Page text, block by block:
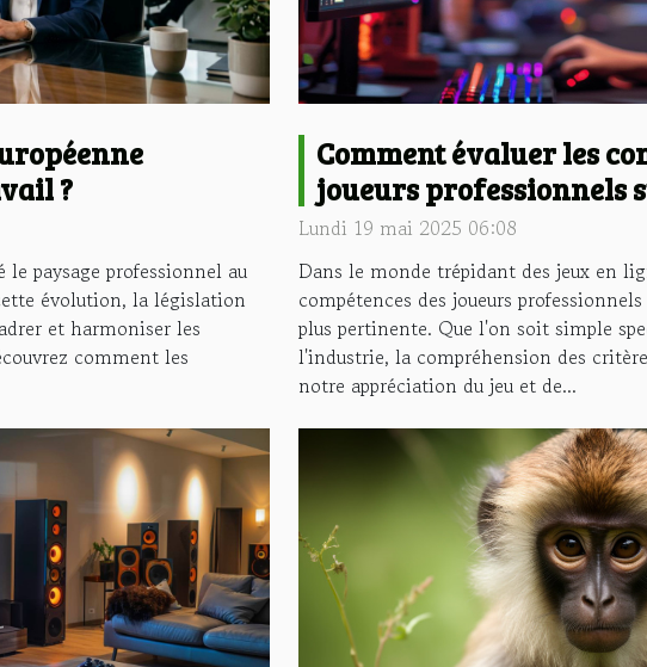
?
paysage professionnel au
évolution, la législation
et harmoniser les
comment les
Comment évaluer les
joueurs professionnels
populaires
Lundi 19 mai 2025 06:08
Dans le monde trépidant des jeux en
compétences des joueurs
plus pertinente. Que l'on soit simple
l'industrie, la compréhension des
notre appréciation du jeu et de...